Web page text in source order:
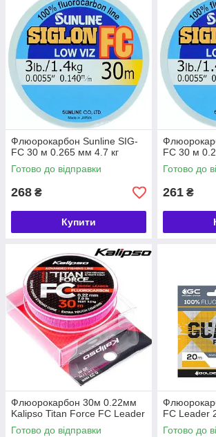
Флюорокарбон Sunline SIG-
FC 30 м 0.265 мм 4.7 кг
Готово до відправки
268 ₴
Купити
FC 30 м
Готово до
261 ₴
Флюорокарбон 30м 0.22мм
Kalipso Titan Force FC Leader
Готово до відправки
FC Leader
Готово до